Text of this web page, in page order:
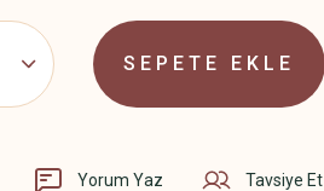
SEPETE EKLE
Yorum Yaz Tavsiye Et